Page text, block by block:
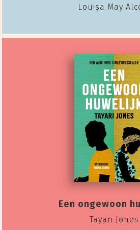
Louisa May
Een ongewoon
Tayari Jones